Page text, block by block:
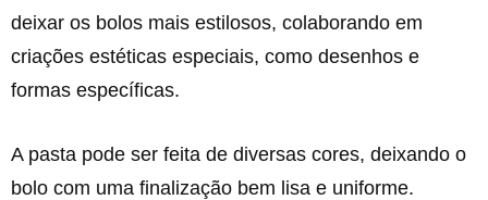
deixar os bolos mais estilosos, colaborando em
criações estéticas especiais, como desenhos e
formas específicas.
A pasta pode ser feita de diversas cores, deixando o
bolo com uma finalização bem lisa e uniforme.